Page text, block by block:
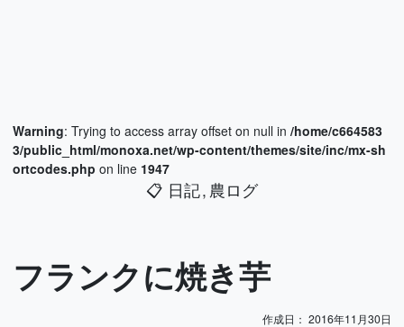
Warning: Trying to access array offset on null in /home/c664583
3/public_html/monoxa.net/wp-content/themes/site/inc/mx-sh
ortcodes.php on line 1947
📋 日記 農ログ
フランクに焼き芋
作成日： 2016年11月30日